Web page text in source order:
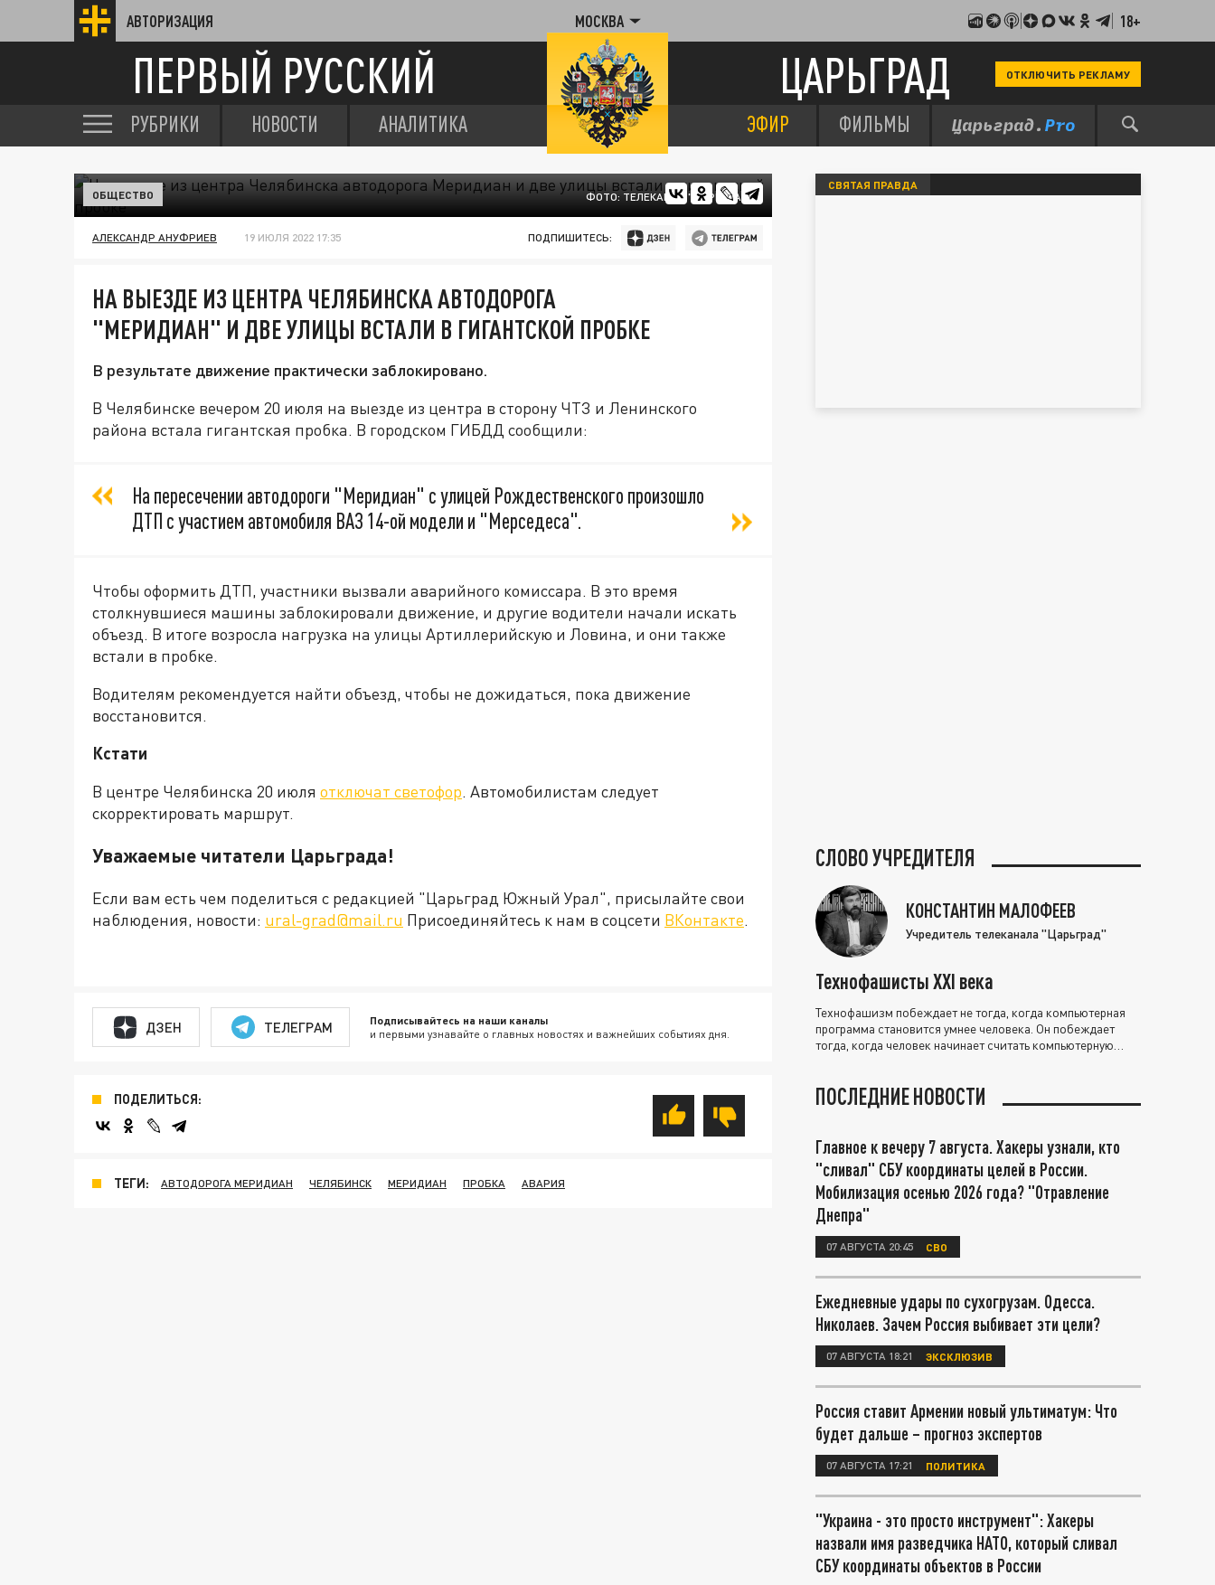
АВТОРИЗАЦИЯ МОСКВА 18+
ПЕРВЫЙ РУССКИЙ ЦАРЬГРАД ОТКЛЮЧИТЬ РЕКЛАМУ
РУБРИКИ НОВОСТИ АНАЛИТИКА ЭФИР ФИЛЬМЫ
ФОТО: ТЕЛЕКАНАЛ "ЦАРЬГРАД"
ОБЩЕСТВО
АЛЕКСАНДР АНУФРИЕВ 19 ИЮЛЯ 2022 17:35 ПОДПИШИТЕСЬ:
НА ВЫЕЗДЕ ИЗ ЦЕНТРА ЧЕЛЯБИНСКА АВТОДОРОГА
"МЕРИДИАН" И ДВЕ УЛИЦЫ ВСТАЛИ В ГИГАНТСКОЙ ПРОБКЕ
В результате движение практически заблокировано.
В Челябинске вечером 20 июля на выезде из центра в сторону ЧТЗ и Ленинского
района встала гигантская пробка. В городском ГИБДД сообщили:
На пересечении автодороги "Меридиан" с улицей Рождественского произошло
ДТП с участием автомобиля ВАЗ 14-ой модели и "Мерседеса".
Чтобы оформить ДТП, участники вызвали аварийного комиссара. В это время
столкнувшиеся машины заблокировали движение, и другие водители начали искать
объезд. В итоге возросла нагрузка на улицы Артиллерийскую и Ловина, и они также
встали в пробке.
Водителям рекомендуется найти объезд, чтобы не дожидаться, пока движение
восстановится.
Кстати
В центре Челябинска 20 июля отключат светофор. Автомобилистам следует
скорректировать маршрут.
Уважаемые читатели Царьграда!
Если вам есть чем поделиться с редакцией "Царьград Южный Урал", присылайте свои
наблюдения, новости: ural-grad@mail.ru Присоединяйтесь к нам в соцсети ВКонтакте.
ДЗЕН ТЕЛЕГРАМ Подписывайтесь на наши каналы
и первыми узнавайте о главных новостях и важнейших событиях дня.
ПОДЕЛИТЬСЯ:
ТЕГИ: АВТОДОРОГА МЕРИДИАН ЧЕЛЯБИНСК МЕРИДИАН ПРОБКА АВАРИЯ
СВЯТАЯ ПРАВДА
СЛОВО УЧРЕДИТЕЛЯ
КОНСТАНТИН МАЛОФЕЕВ
Учредитель телеканала "Царьград"
Технофашисты XXI века
Технофашизм побеждает не тогда, когда компьютерная
программа становится умнее человека. Он побеждает
тогда, когда человек начинает считать компьютерную
ПОСЛЕДНИЕ НОВОСТИ
Главное к вечеру 7 августа. Хакеры узнали, кто
"сливал" СБУ координаты целей в России.
Мобилизация осенью 2026 года? "Отравление
Днепра"
07 АВГУСТА 20:45 СВО
Ежедневные удары по сухогрузам. Одесса.
Николаев. Зачем Россия выбивает эти цели?
07 АВГУСТА 18:21 ЭКСКЛЮЗИВ
Россия ставит Армении новый ультиматум: Что
будет дальше – прогноз экспертов
07 АВГУСТА 17:21 ПОЛИТИКА
"Украина - это просто инструмент": Хакеры
назвали имя разведчика НАТО, который сливал
СБУ координаты объектов в России